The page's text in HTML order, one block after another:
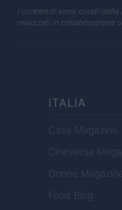
I contenuti sono curati
realizzati in collaborazione
ITALIA
Casa Magazine
Cineverse
Donne Magazine
Food Blog